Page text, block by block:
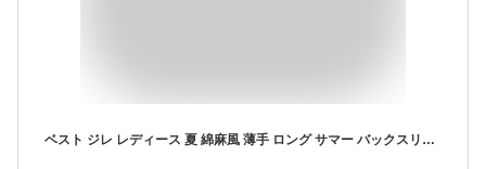
ベスト ジレ レディース 夏 綿麻風 薄手 ロング サマー バックスリット ノースリーブ 重ね着風 涼しい トップス カーディガン 羽織 レイヤード風 肌着 シンプル 袖なし 無地 きれいめ オールシーズン Vネック 白 黒 M L XL 2XL